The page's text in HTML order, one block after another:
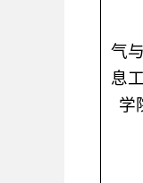
气
息
学